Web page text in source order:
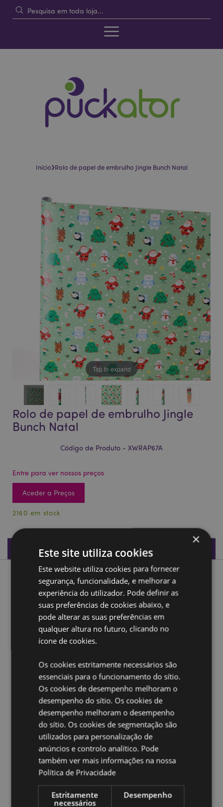
Início›Rolo de papel de embrulho Jingle Bunch Natal
Tap to expand
Rolo de papel de embrulho Jingle
Bunch Natal
Código de Produto - XWRAP67A
Entre para ver nossos preços
Aceder a Preços
2160 em stock
Especificações do Produto
Descrição do Produto
Rolo de papel de embrulho Jingle Bunch Natal
Material:Papel reciclado
Comprimento do rolo: 3m
Ampliar informação:
Quer saber mais acerca de comprar na Puckator?
a nossa
Guia de informação para o cliente.
Caracteristicas do Produto
Informação
Altura 70cm Comprimento 3m Rolo 70x3x3cm
5055071512742
48
0.213000
Não
×
Este site utiliza cookies
Este website utiliza cookies para fornecer
segurança, funcionalidade, e melhorar a
experiência do utilizador. Pode definir as
suas preferências de cookies abaixo, e
pode alterar as suas preferências em
qualquer altura no futuro, clicando no
ícone de cookies.
Os cookies estritamente necessários são
essenciais para o funcionamento do sítio.
Os cookies de desempenho melhoram o
desempenho do sítio. Os cookies de
desempenho melhoram o desempenho
do sítio. Os cookies de segmentação são
utilizados para personalização de
anúncios e controlo analítico. Pode
também ver mais informações na nossa
Política de Privacidade
Estritamente
necessários
Desempenho